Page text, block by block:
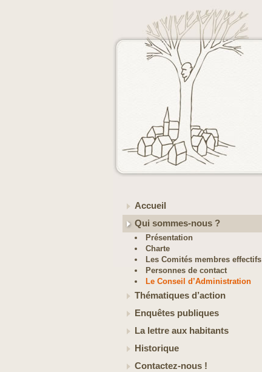
Accueil
Qui sommes-nous ?
Présentation
Charte
Les Comités membres effectifs
Personnes de contact
Le Conseil d’Administration
Thématiques d’action
Enquêtes publiques
La lettre aux habitants
Historique
Contactez-nous !